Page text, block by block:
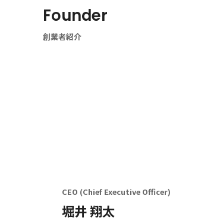
Founder
創業者紹介
CEO (Chief Executive Officer)
堀井 翔太